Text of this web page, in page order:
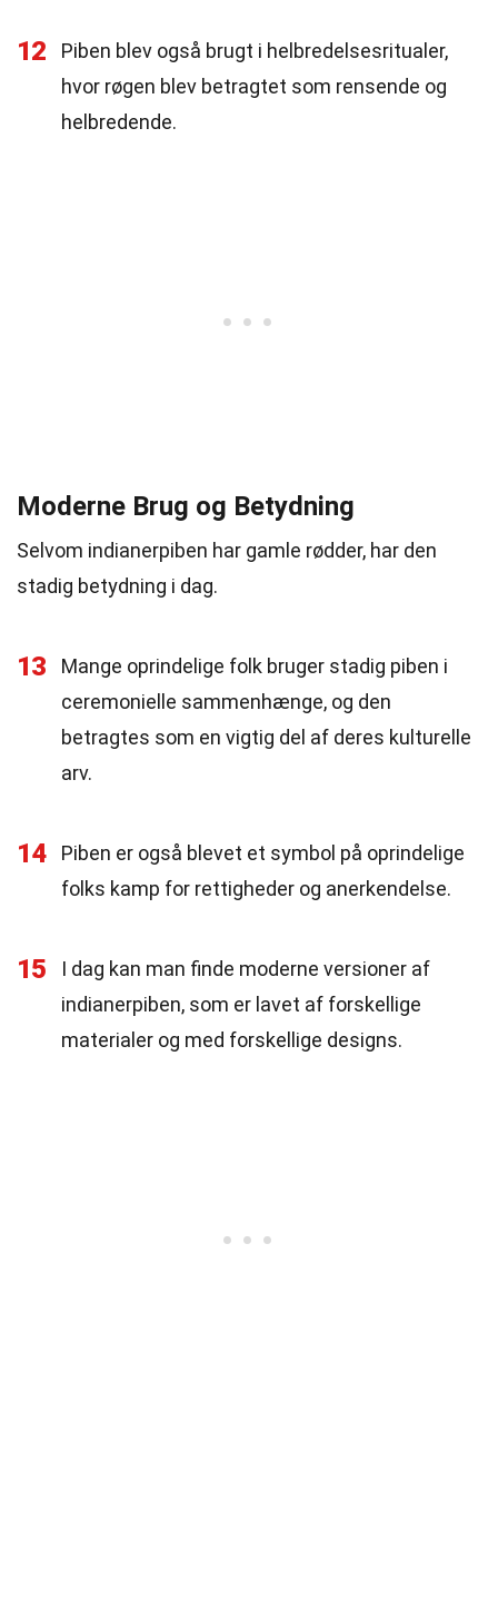
12
Piben blev også brugt i helbredelsesritualer,
hvor røgen blev betragtet som rensende og
helbredende.
Moderne Brug og Betydning
Selvom indianerpiben har gamle rødder, har den
stadig betydning i dag.
13
Mange oprindelige folk bruger stadig piben i
ceremonielle sammenhænge, og den
betragtes som en vigtig del af deres kulturelle
arv.
14
Piben er også blevet et symbol på oprindelige
folks kamp for rettigheder og anerkendelse.
15
I dag kan man finde moderne versioner af
indianerpiben, som er lavet af forskellige
materialer og med forskellige designs.